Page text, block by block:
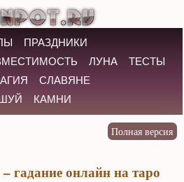
ПРАЗДНИКИ
ЛУНА
ТЕСТЫ
СЛАВЯНЕ
КАМНИ
гадание онлайн на таро